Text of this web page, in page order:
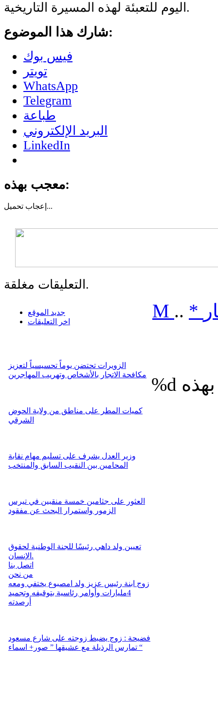
اليوم للتعبئة لهذه المسيرة التاريخية.
شارك هذا الموضوع:
فيس بوك
تويتر
WhatsApp
Telegram
طباعة
البريد الإلكتروني
LinkedIn
معجب بهذه:
إعجاب تحميل...
التعليقات مغلقة.
جديد الموقع
اخر التعليقات
الزويرات تحتضن يوماً تحسيسياً لتعزيز
مكافحة الاتجار بالأشخاص وتهريب المهاجرين
كميات المطر على مناطق من ولاية الحوض
الشرقي
وزير العدل يشرف على تسليم مهام نقابة
المحامين بين النقيب السابق والمنتخب
العثور على جثامين خمسة منقبين في تيرس
الزمور واستمرار البحث عن مفقود
تعيين ولد داهي رئيسًا للجنة الوطنية لحقوق
الإنسان.
اتصل بنا
من نحن
زوج ابنة رئيس عزيز ولد امصبوع يختفي ومعه
4مليارات وأوامر رئاسية بتوقيفه وتجميد
أرصدته
فضيحة : زوج يضبط زوجته على شارع مسعود
تمارس الرذيلة مع عشيقها ” صور+ اسماء “
M .. *
%d